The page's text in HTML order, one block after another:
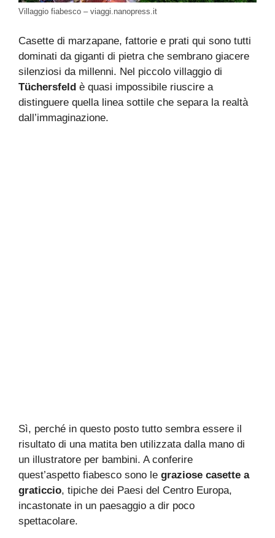
Villaggio fiabesco – viaggi.nanopress.it
Casette di marzapane, fattorie e prati qui sono tutti
dominati da giganti di pietra che sembrano giacere
silenziosi da millenni. Nel piccolo villaggio di
Tüchersfeld è quasi impossibile riuscire a
distinguere quella linea sottile che separa la realtà
dall’immaginazione.
Sì, perché in questo posto tutto sembra essere il
risultato di una matita ben utilizzata dalla mano di
un illustratore per bambini. A conferire
quest’aspetto fiabesco sono le graziose casette a
graticcio, tipiche dei Paesi del Centro Europa,
incastonate in un paesaggio a dir poco
spettacolare.